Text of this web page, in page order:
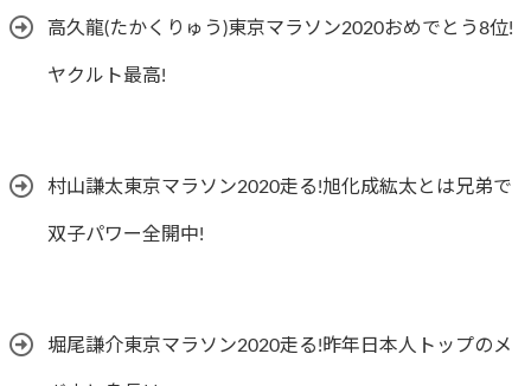
高久龍(たかくりゅう)東京マラソン2020おめでとう8位!
ヤクルト最高!
村山謙太東京マラソン2020走る!旭化成紘太とは兄弟で
双子パワー全開中!
堀尾謙介東京マラソン2020走る!昨年日本人トップのメ